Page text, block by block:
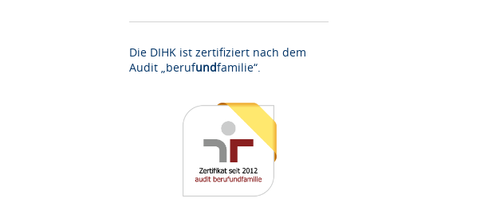
Die DIHK ist zertifiziert nach dem
Audit „berufundfamilie“.